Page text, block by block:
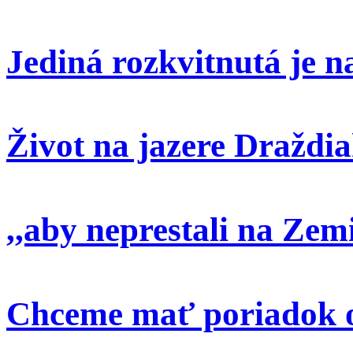
Jediná rozkvitnutá je
Život na jazere
,,aby neprestali na
Chceme mať poriadok